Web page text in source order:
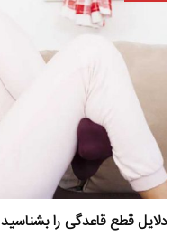
دلایل قطع قاعدگی را بشناسید